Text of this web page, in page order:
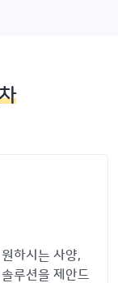
하시는 사양,
루션을 제안드